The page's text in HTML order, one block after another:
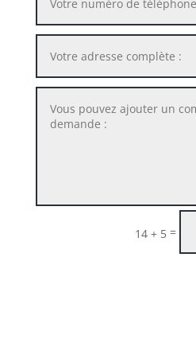
14 + 5=